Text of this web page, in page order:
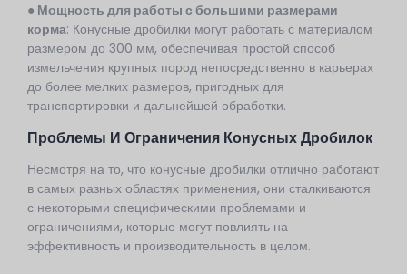
● Мощность для работы с большими размерами
корма: Конусные дробилки могут работать с материалом
размером до 300 мм, обеспечивая простой способ
измельчения крупных пород непосредственно в карьерах
до более мелких размеров, пригодных для
транспортировки и дальнейшей обработки.
Проблемы И Ограничения Конусных Дробилок
Несмотря на то, что конусные дробилки отлично работают
в самых разных областях применения, они сталкиваются
с некоторыми специфическими проблемами и
ограничениями, которые могут повлиять на
эффективность и производительность в целом.